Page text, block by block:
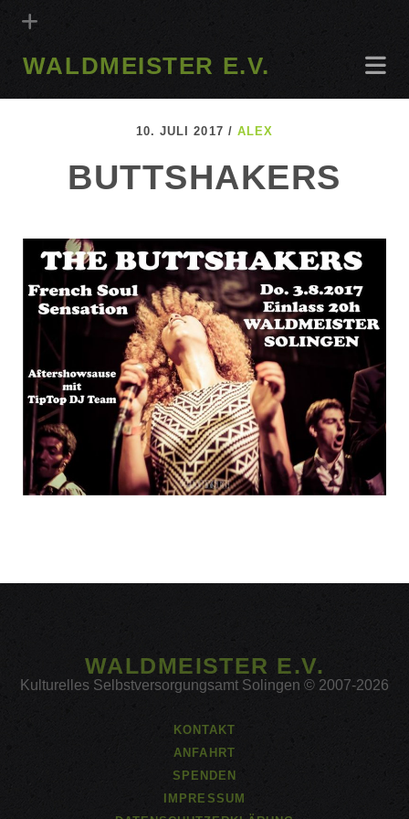
WALDMEISTER E.V.
10. JULI 2017 / ALEX
BUTTSHAKERS
WALDMEISTER E.V.
Kulturelles Selbstversorgungsamt Solingen © 2007-2026
KONTAKT
ANFAHRT
SPENDEN
IMPRESSUM